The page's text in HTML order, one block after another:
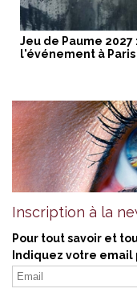
Jeu de Paume
l'événement à Paris
Inscription à la
Pour tout savoir et
Indiquez votre email